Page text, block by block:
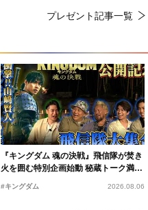
『キングダム 魂の決戦』飛信隊が焚き
火を囲む特別企画始動 秘蔵トーク満載
の“キングダムキャンプ”開催
#キングダム 2026.08.06
プレゼント記事一覧